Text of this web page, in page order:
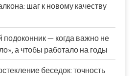
шаг к новому качеству
— когда важно не
а чтобы работало на годы
беседок: точность